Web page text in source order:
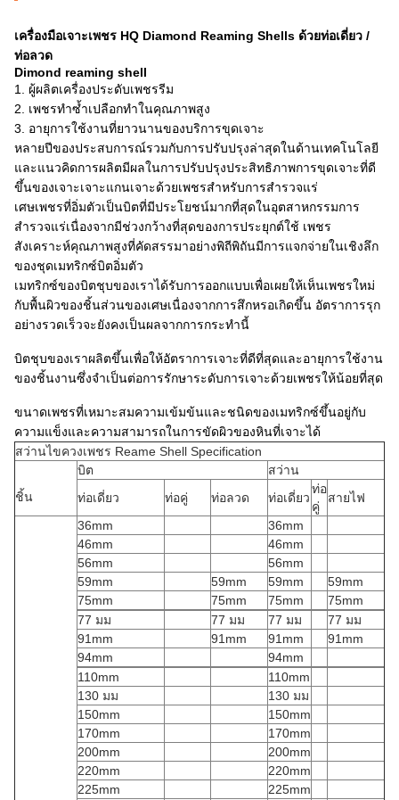
เครื่องมือเจาะเพชร HQ Diamond Reaming Shells ด้วยท่อเดี่ยว /
ท่อลวด
Dimond reaming shell
1. ผู้ผลิตเครื่องประดับเพชรรีม
2. เพชรทำซ้ำเปลือกทำในคุณภาพสูง
3. อายุการใช้งานที่ยาวนานของบริการขุดเจาะ
หลายปีของประสบการณ์รวมกับการปรับปรุงล่าสุดในด้านเทคโนโลยี
และแนวคิดการผลิตมีผลในการปรับปรุงประสิทธิภาพการขุดเจาะที่ดี
ขึ้นของเจาะเจาะแกนเจาะด้วยเพชรสำหรับการสำรวจแร่
เศษเพชรที่อิ่มตัวเป็นบิตที่มีประโยชน์มากที่สุดในอุตสาหกรรมการ
สำรวจแร่เนื่องจากมีช่วงกว้างที่สุดของการประยุกต์ใช้ เพชร
สังเคราะห์คุณภาพสูงที่คัดสรรมาอย่างพิถีพิถันมีการแจกจ่ายในเชิงลึก
ของชุดเมทริกซ์บิตอิ่มตัว
เมทริกซ์ของบิตชุบของเราได้รับการออกแบบเพื่อเผยให้เห็นเพชรใหม่
กับพื้นผิวของชิ้นส่วนของเศษเนื่องจากการสึกหรอเกิดขึ้น อัตราการรุก
อย่างรวดเร็วจะยังคงเป็นผลจากการกระทำนี้
บิตชุบของเราผลิตขึ้นเพื่อให้อัตราการเจาะที่ดีที่สุดและอายุการใช้งาน
ของชิ้นงานซึ่งจำเป็นต่อการรักษาระดับการเจาะด้วยเพชรให้น้อยที่สุด
ขนาดเพชรที่เหมาะสมความเข้มข้นและชนิดของเมทริกซ์ขึ้นอยู่กับ
ความแข็งและความสามารถในการขัดผิวของหินที่เจาะได้
สว่านไขควงเพชร Reame Shell Specification
ชิ้น
บิต
สว่าน
ท่อเดี่ยว
ท่อคู่ ท่อลวด ท่อเดี่ยว
ท่อ
คู่
สายไฟ
36mm
36mm
46mm
46mm
56mm
56mm
59mm
59mm 59mm
59mm
75mm
75mm 75mm
75mm
77 มม
77 มม 77 มม
77 มม
91mm
91mm 91mm
91mm
94mm
94mm
110mm
110mm
130 มม
130 มม
150mm
150mm
170mm
170mm
200mm
200mm
220mm
220mm
225mm
225mm